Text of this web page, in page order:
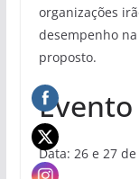
organizações
desempenho
proposto.
Data: 26 e 27